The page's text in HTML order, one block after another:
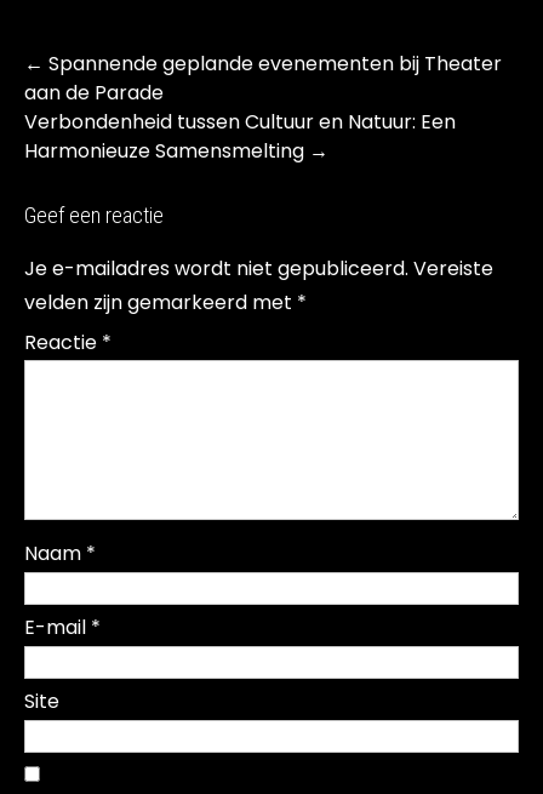
Post
navigation
← Spannende geplande evenementen bij Theater
aan de Parade
Verbondenheid tussen Cultuur en Natuur: Een
Harmonieuze Samensmelting →
Geef een reactie
Je e-mailadres wordt niet gepubliceerd. Vereiste
velden zijn gemarkeerd met *
Reactie *
Naam *
E-mail *
Site